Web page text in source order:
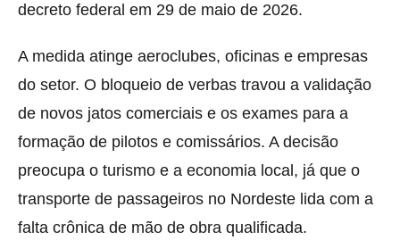
decreto federal em 29 de maio de 2026.
A medida atinge aeroclubes, oficinas e empresas
do setor. O bloqueio de verbas travou a validação
de novos jatos comerciais e os exames para a
formação de pilotos e comissários. A decisão
preocupa o turismo e a economia local, já que o
transporte de passageiros no Nordeste lida com a
falta crônica de mão de obra qualificada.